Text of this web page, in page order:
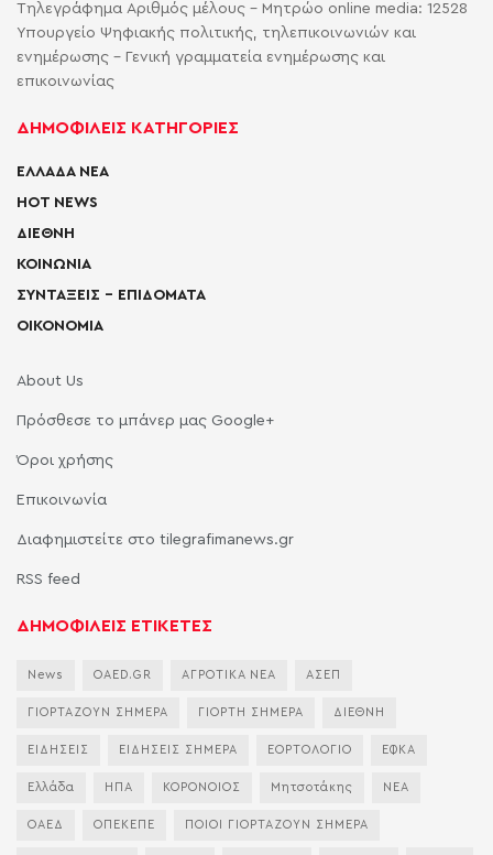
Τηλεγράφημα Αριθμός μέλους - Μητρώο online media: 12528
Υπουργείο Ψηφιακής πολιτικής, τηλεπικοινωνιών και
ενημέρωσης - Γενική γραμματεία ενημέρωσης και
επικοινωνίας
ΔΗΜΟΦΙΛΕΙΣ ΚΑΤΗΓΟΡΙΕΣ
ΕΛΛΑΔΑ ΝΕΑ
HOT NEWS
ΔΙΕΘΝΗ
ΚΟΙΝΩΝΙΑ
ΣΥΝΤΑΞΕΙΣ – ΕΠΙΔΟΜΑΤΑ
ΟΙΚΟΝΟΜΙΑ
About Us
Πρόσθεσε το μπάνερ μας Google+
Όροι χρήσης
Επικοινωνία
Διαφημιστείτε στο tilegrafimanews.gr
RSS feed
ΔΗΜΟΦΙΛΕΙΣ ΕΤΙΚΕΤΕΣ
News OAED.GR ΑΓΡΟΤΙΚΑ ΝΕΑ ΑΣΕΠ
ΓΙΟΡΤΑΖΟΥΝ ΣΗΜΕΡΑ ΓΙΟΡΤΗ ΣΗΜΕΡΑ ΔΙΕΘΝΗ
ΕΙΔΗΣΕΙΣ ΕΙΔΗΣΕΙΣ ΣΗΜΕΡΑ ΕΟΡΤΟΛΟΓΙΟ ΕΦΚΑ
Ελλάδα ΗΠΑ ΚΟΡΟΝΟΙΟΣ Μητσοτάκης ΝΕΑ
ΟΑΕΔ ΟΠΕΚΕΠΕ ΠΟΙΟΙ ΓΙΟΡΤΑΖΟΥΝ ΣΗΜΕΡΑ